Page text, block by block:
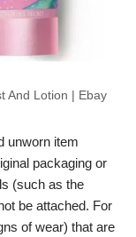
And Lotion | Ebay
unworn item
packaging or
(such as the
be attached. For
of wear) that are